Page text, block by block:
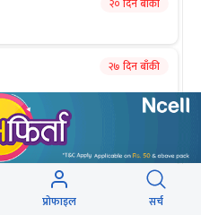
२० दिन बाँकी
२७ दिन बाँकी
२ महिना बाँकी
प्रोफाइल सर्च